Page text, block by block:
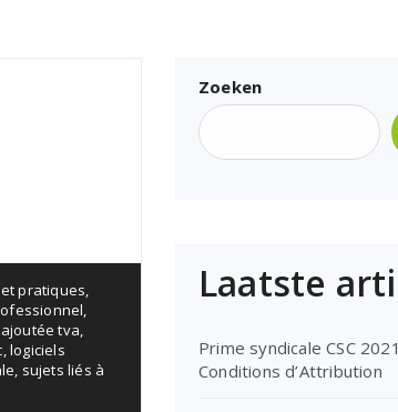
pratiques,
,
tva,
,logiciels
, sujets liés à
Zoeken
Laatste
Prime syndicale CSC
Conditions d’Attribution